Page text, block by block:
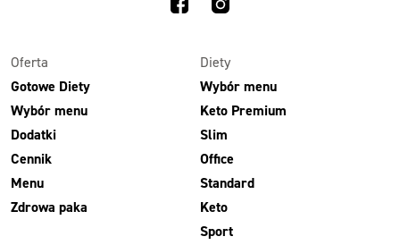
Oferta
Gotowe Diety
Wybór menu
Dodatki
Cennik
Menu
Zdrowa paka
Diety
Wybór menu
Keto Premium
Slim
Office
Standard
Keto
Sport